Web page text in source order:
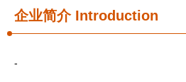
企业简介Introduction
-